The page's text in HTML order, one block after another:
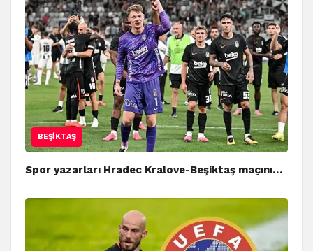
BEŞIKTAŞ
Spor yazarları Hradec Kralove-Beşiktaş maçını…